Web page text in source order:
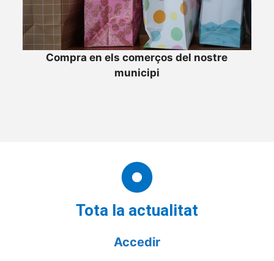
Compra en els comerços del nostre
municipi
Tota la actualitat
Accedir